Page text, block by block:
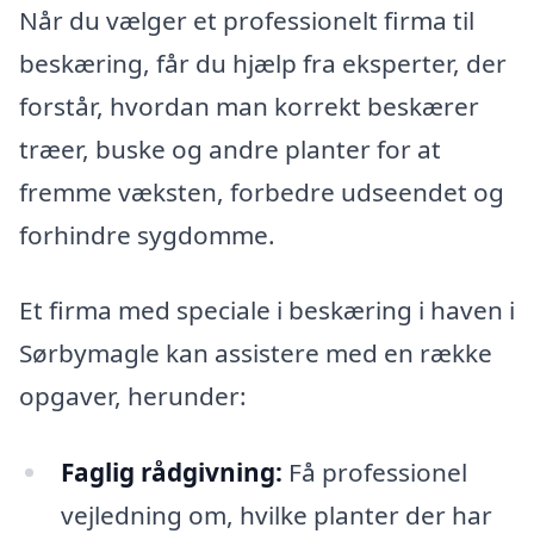
Når du vælger et professionelt firma til
beskæring, får du hjælp fra eksperter, der
forstår, hvordan man korrekt beskærer
træer, buske og andre planter for at
fremme væksten, forbedre udseendet og
forhindre sygdomme.
Et firma med speciale i beskæring i haven i
Sørbymagle kan assistere med en række
opgaver, herunder:
Faglig rådgivning: Få professionel
vejledning om, hvilke planter der har